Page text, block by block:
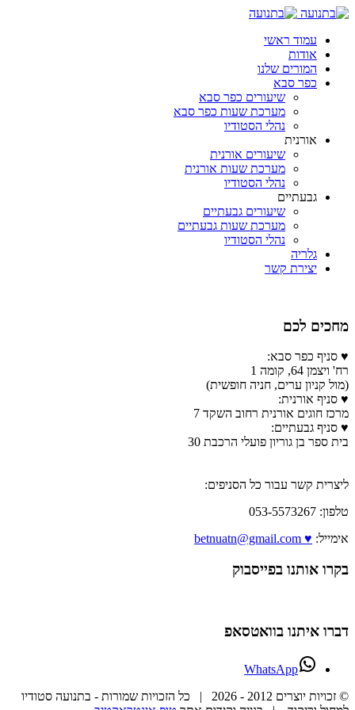
עמוד ראשי
אודות
המורים שלנו
כפר סבא
שיעורים כפר סבא
מערכת שעות כפר סבא
נהלי הסטודיו
אורנית
שיעורים אורנית
מערכת שעות אורנית
נהלי הסטודיו
גבעתיים
שיעורים גבעתיים
מערכת שעות גבעתיים
נהלי הסטודיו
גלריה
יצירת קשר
מחכים לכם
♥ סניף כפר סבא:
רח' ויצמן 64, קומה 1
(מול קניון ערים, חניה חופשית)
♥ סניף אורנית:
מרכז חוגים אורנית רחוב השקד 7
♥ סניף גבעתיים:
בית ספר בן גוריון פועלי הרכבת 30
ליצרית קשר עבור כל הסניפים:
טלפון: 053-5573267
אימייל: ♥ betnuatn@gmail.com
בקרו אותנו בפייסבוק
דברו איתנו בוואטסאפ
WhatsApp
© זכויות יוצרים 2012 -
2026 | כל הזכויות שמורות - בתנועה סטודיו